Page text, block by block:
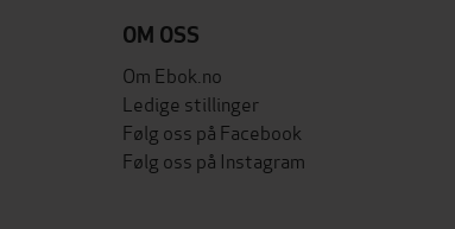
OM OSS
Om Ebok.no
Ledige stillinger
Følg oss på Facebook
Følg oss på Instagram